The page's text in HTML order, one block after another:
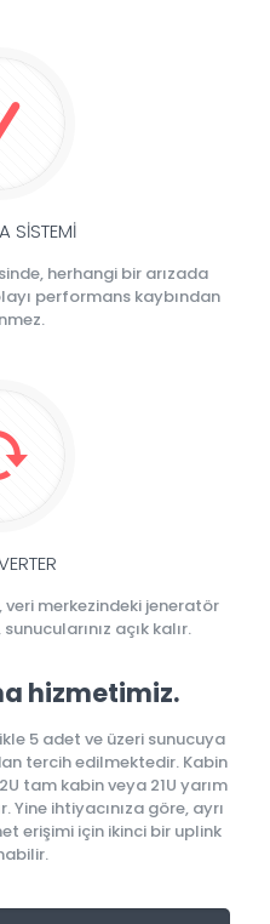
SİSTEMİ
herhangi bir arızada
performans kaybından
merkezindeki jeneratör
açık kalır.
hizmetimiz.
5 adet ve üzeri sunucuya
tercih edilmektedir. Kabin
tam kabin veya 21U yarım
Yine ihtiyacınıza göre, ayrı
erişimi için ikinci bir uplink